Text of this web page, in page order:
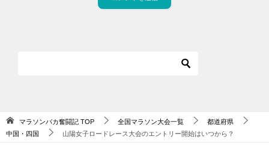
マラソンバカ奮闘記 TOP 全国マラソン大会一覧
都道府県
中国・四国
山陽女子ロードレース大会のエントリー開始はいつから？